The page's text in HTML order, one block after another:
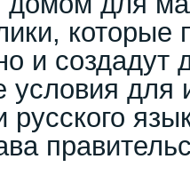
которые
и создадут
условия для
русского